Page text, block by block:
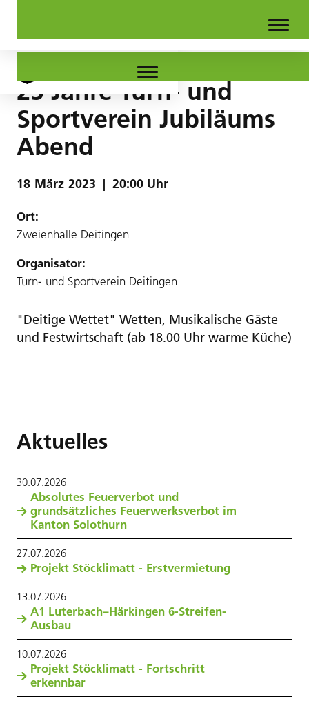
25 Jahre Turn- und
Sportverein Jubiläums
Abend
18 März 2023 20:00 Uhr
Ort:
Zweienhalle Deitingen
Organisator:
Turn- und Sportverein Deitingen
"Deitige Wettet" Wetten, Musikalische Gäste
und Festwirtschaft (ab 18.00 Uhr warme Küche)
Aktuelles
30.07.2026
Absolutes Feuerverbot und
grundsätzliches Feuerwerksverbot im
Kanton Solothurn
27.07.2026
Projekt Stöcklimatt - Erstvermietung
13.07.2026
A1 Luterbach–Härkingen 6-Streifen-
Ausbau
10.07.2026
Projekt Stöcklimatt - Fortschritt
erkennbar